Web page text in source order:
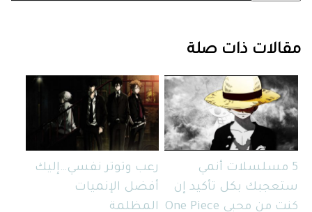
مقالات ذات صلة
5 مسلسلات أنمي
ستعجبك بكل تأكيد إن
كنت من محبي One Piece
رعب وتوتر نفسي…إليك
أفضل الإنميات
المظلمة